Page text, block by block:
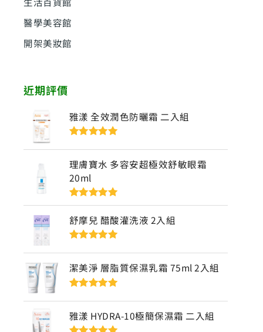
醫學美容館
開架美妝館
近期評價
雅漾 全效潤色防曬霜 二入組
5
理膚寶水 多容安超極效舒敏眼霜
20ml
評分5滿分
5
舒摩兒 醋酸灌洗液 2入組
5
潔美淨 層脂質保濕乳霜 75ml 2入組
5
雅漾 HYDRA-10極簡保濕霜 二入組